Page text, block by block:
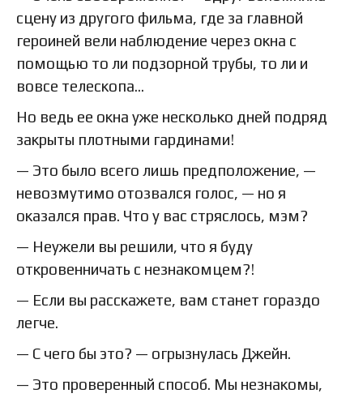
сцену из другого фильма, где за главной
героиней вели наблюдение через окна с
помощью то ли подзорной трубы, то ли и
вовсе телескопа…
Но ведь ее окна уже несколько дней подряд
закрыты плотными гардинами!
— Это было всего лишь предположение, —
невозмутимо отозвался голос, — но я
оказался прав. Что у вас стряслось, мэм?
— Неужели вы решили, что я буду
откровенничать с незнакомцем?!
— Если вы расскажете, вам станет гораздо
легче.
— С чего бы это? — огрызнулась Джейн.
— Это проверенный способ. Мы незнакомы,